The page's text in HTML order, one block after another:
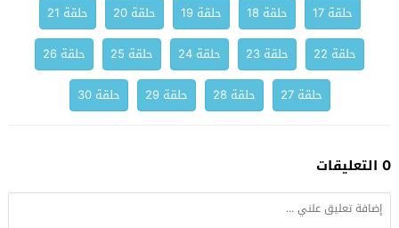
حلقة 17
حلقة 18 حلقة 19 حلقة 20
حلقة 21
حلقة 22
حلقة 23 حلقة 24 حلقة 25
حلقة 26
حلقة 27
حلقة 28 حلقة 29 حلقة 30
0 التعليقات